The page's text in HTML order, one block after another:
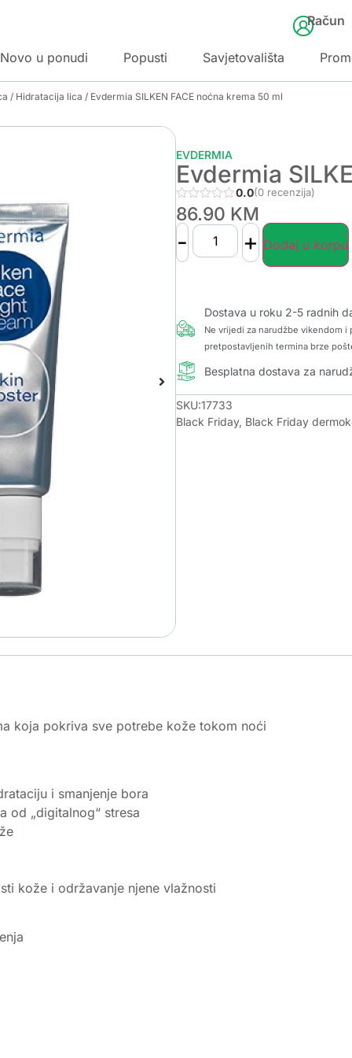
Račun
Novo u ponudi Popusti Savjetovališta
/ Hidratacija lica / Evdermia SILKEN FACE noćna krema 50 ml
EVDERMIA
Evdermia
0.0(0 recenzija)
86.90 KM
- + Dodaj u korpu
Dostava u roku 2-5 radnih
Ne vrijedi za narudžbe vikendom
pretpostavljenih termina brze
Besplatna dostava za
SKU:17733
Black Friday, Black Friday
koja pokriva sve potrebe kože tokom noći
i smanjenje bora
od „digitalnog“ stresa
kože i održavanje njene vlažnosti